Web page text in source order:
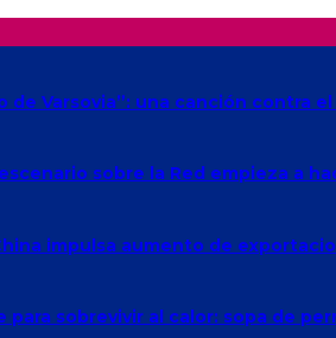
de Varsovia”: una canción contra
sobre la Red empieza a
impulsa aumento de
sobrevivir al calor: sopa de